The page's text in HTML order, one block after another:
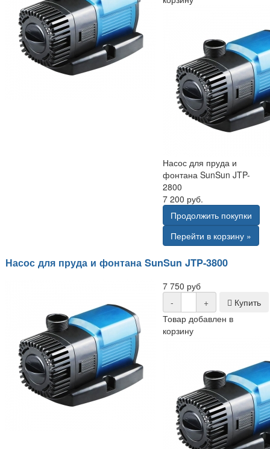
Насос для пруда и
фонтана SunSun JTP-
2800
7 200 руб.
Продолжить покупки
Перейти в корзину »
Насос для пруда и фонтана SunSun JTP-3800
7 750 руб
-
+
Купить
Товар добавлен в
корзину